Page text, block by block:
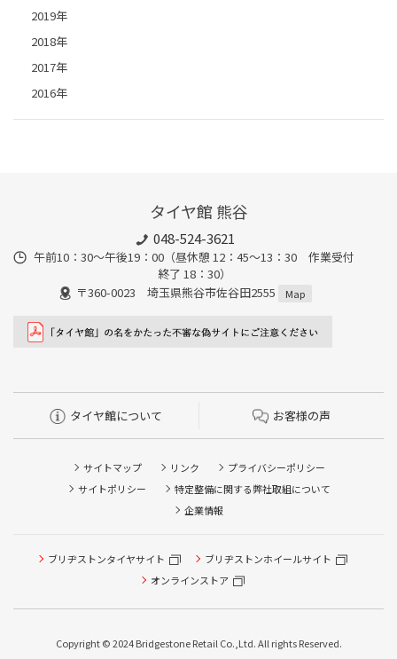
2019年
2018年
2017年
2016年
タイヤ館 熊谷
048-524-3621
午前10：30～午後19：00（昼休憩 12：45～13：30 作業受付
終了 18：30）
〒360-0023 埼玉県熊谷市佐谷田2555
Map
タイヤ館について お客様の声
サイトマップ リンク
プライバシーポリシー
サイトポリシー
特定整備に関する弊社取組について
企業情報
ブリヂストンタイヤサイト
ブリヂストンホイールサイト
オンラインストア
Copyright © 2024 Bridgestone Retail Co.,Ltd. All rights Reserved.
タイヤ点検・安全点検/タイヤ履き替え/オイル交換/その他
ピット作業の予約
本日のタイヤ履き替え順番待ち予約 ※クローク契約会員の